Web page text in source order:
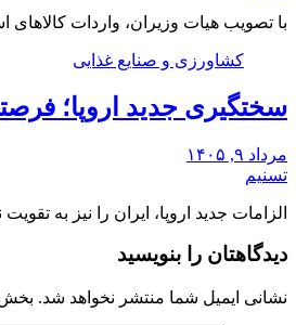
با تصویب هیات وزیران، واردات
کشاورزی و صنایع غذایی
سختگیری جدید اروپا؛
مرداد ۹, ۱۴۰۵
تسنیم
الزامات جدید اروپا، ایران را نیز به
دیدگاهتان را بنویسید
نشانی ایمیل شما منتشر نخواهد شد.